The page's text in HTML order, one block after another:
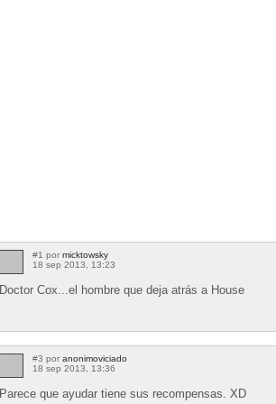
#1 por micktowsky
18 sep 2013, 13:23
Doctor Cox...el hombre que deja atrás a House
#3 por anonimoviciado
18 sep 2013, 13:36
Parece que ayudar tiene sus recompensas. XD